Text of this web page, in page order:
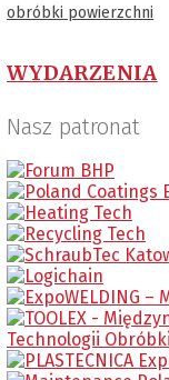
obróbki powierzchni
WYDARZENIA
Nasz patronat